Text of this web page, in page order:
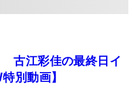
古江彩佳の最終日イ
別動画】